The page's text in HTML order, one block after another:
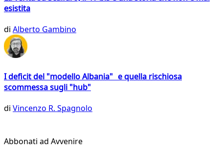
esistita
di Alberto Gambino
I deficit del "modello Albania" e quella rischiosa
scommessa sugli "hub"
di Vincenzo R. Spagnolo
Abbonati ad Avvenire